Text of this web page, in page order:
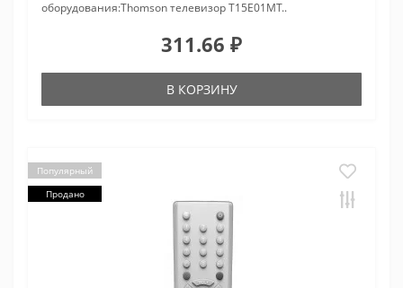
оборудования:Thomson телевизор T15E01MT..
311.66 ₽
В КОРЗИНУ
Популярный
Продано